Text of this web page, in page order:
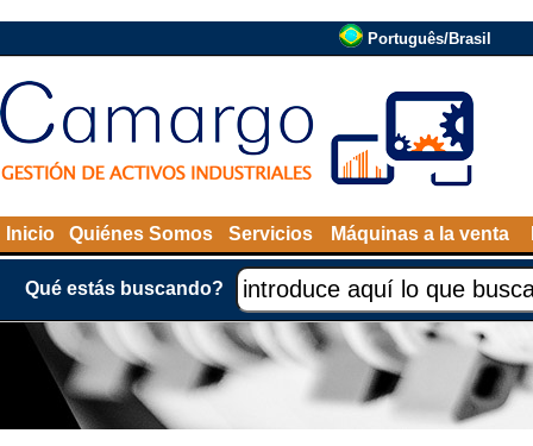
Português/Brasil
Inicio Quiénes Somos Servicios Máquinas a la venta
Qué estás buscando?